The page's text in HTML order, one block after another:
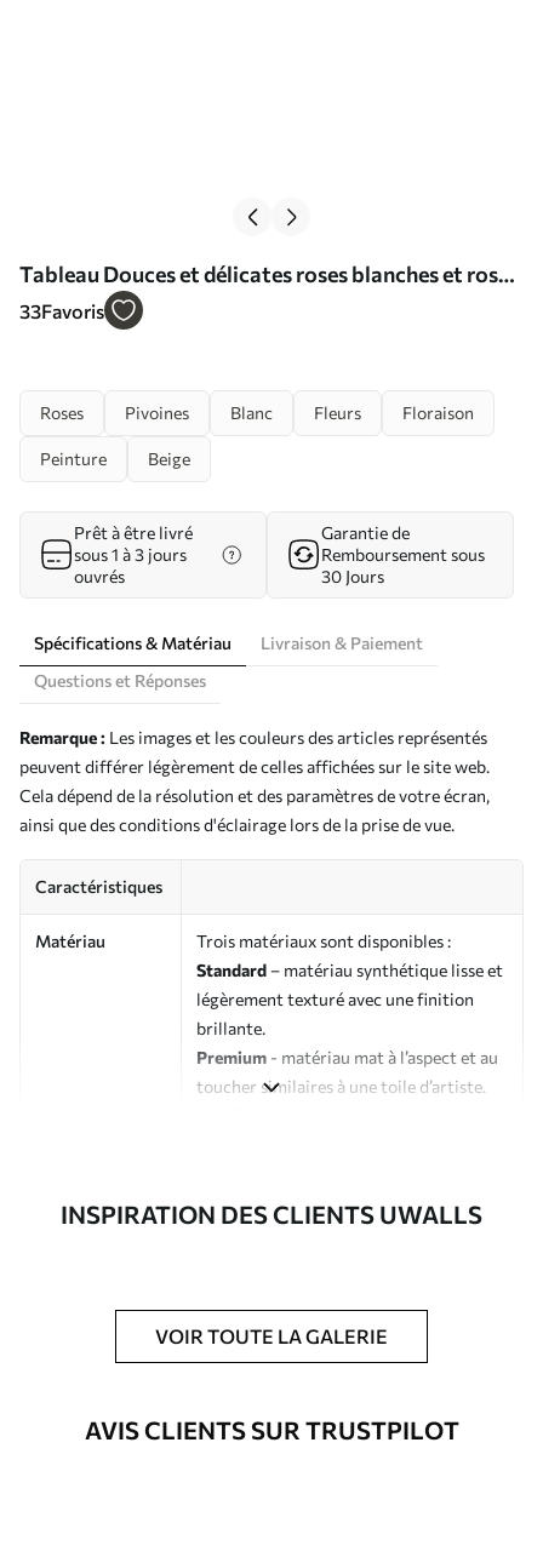
Tableau Douces et délicates roses blanches et roses
sur fond flou Nr s40562
33Favoris
Roses Pivoines Blanc Fleurs Floraison
Peinture Beige
Prêt à être livré
sous 1 à 3 jours
ouvrés
Garantie de
Remboursement sous
30 Jours
Spécifications & Matériau
Livraison & Paiement
Questions et Réponses
Remarque : Les images et les couleurs des articles représentés
peuvent différer légèrement de celles affichées sur le site web.
Cela dépend de la résolution et des paramètres de votre écran,
ainsi que des conditions d'éclairage lors de la prise de vue.
Caractéristiques
Matériau
Trois matériaux sont disponibles :
Standard – matériau synthétique lisse et
légèrement texturé avec une finition
brillante.
Premium - matériau mat à l’aspect et au
toucher similaires à une toile d’artiste.
Possibilité d'ajouter un vernis
protecteur pour renforcer la durabilité
du tableau.
Matériaux disponibles
INSPIRATION DES CLIENTS UWALLS
VOIR TOUTE LA GALERIE
AVIS CLIENTS SUR TRUSTPILOT